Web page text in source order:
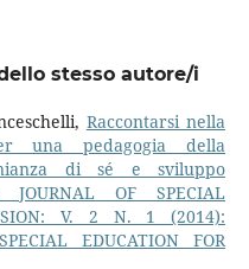
stesso autore/i
Raccontarsi nella
una pedagogia della
di sé e sviluppo
JOURNAL OF SPECIAL
V. 2 N. 1 (2014):
EDUCATION FOR